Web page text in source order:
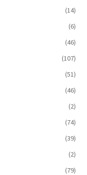
(14)
(6)
(46)
(107)
(51)
(46)
(2)
(74)
(39)
(2)
(79)